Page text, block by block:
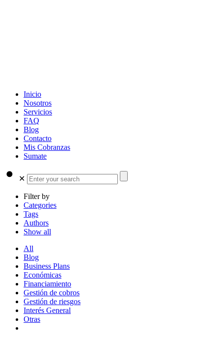
Inicio
Nosotros
Servicios
FAQ
Blog
Contacto
Mis Cobranzas
Sumate
✕
Filter by
Categories
Tags
Authors
Show all
All
Blog
Business Plans
Económicas
Financiamiento
Gestión de cobros
Gestión de riesgos
Interés General
Otras